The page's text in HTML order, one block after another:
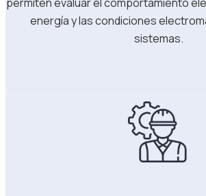
energía y las condiciones
sistemas.